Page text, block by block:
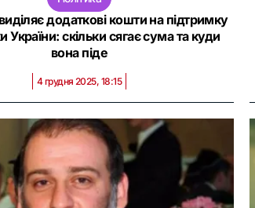
додаткові кошти на підтримку
України: скільки сягає сума та куди
вона піде
4 грудня 2025, 18:15